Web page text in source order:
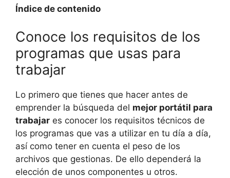
Índice de contenido
Conoce los requisitos de los
programas que usas para
trabajar
Lo primero que tienes que hacer antes de
emprender la búsqueda del mejor portátil para
trabajar es conocer los requisitos técnicos de
los programas que vas a utilizar en tu día a día,
así como tener en cuenta el peso de los
archivos que gestionas. De ello dependerá la
elección de unos componentes u otros.